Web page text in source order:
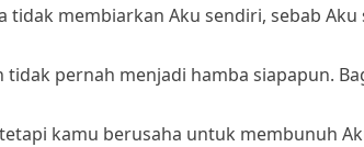
tidak membiarkan Aku sendiri, sebab
pernah menjadi hamba siapapun.
kamu berusaha untuk membunuh